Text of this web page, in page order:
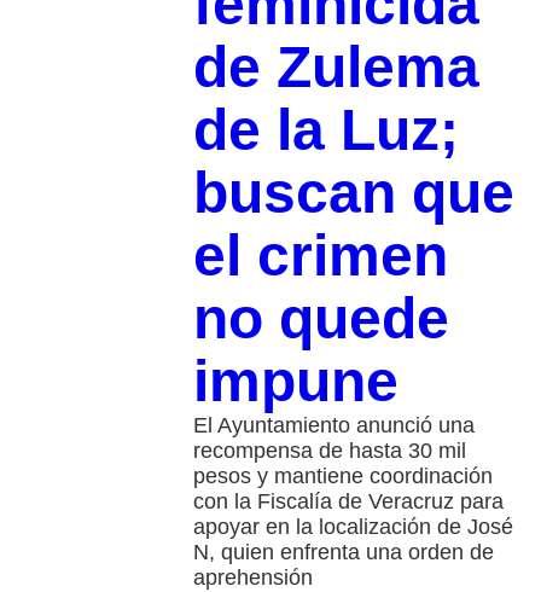
de Zulema
de la Luz;
buscan que
el crimen
no quede
impune
El Ayuntamiento anunció una
recompensa de hasta 30 mil
pesos y mantiene coordinación
con la Fiscalía de Veracruz para
apoyar en la localización de José
N, quien enfrenta una orden de
aprehensión